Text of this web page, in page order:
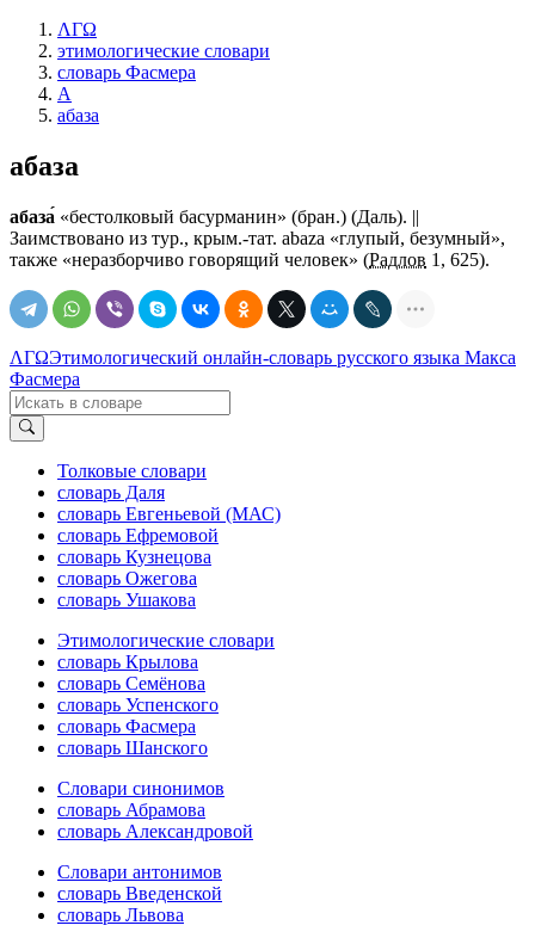
ΛΓΩ
этимологические словари
словарь Фасмера
А
абаза
абаза
абаза́ «бестолковый басурманин» (бран.) (Даль). ||
Заимствовано из тур., крым.-тат. abaza «глупый, безумный»,
также «неразборчиво говорящий человек» (Радлов 1, 625).
ΛΓΩЭтимологический онлайн-словарь русского языка Макса
Фасмера
Толковые словари
словарь Даля
словарь Евгеньевой (МАС)
словарь Ефремовой
словарь Кузнецова
словарь Ожегова
словарь Ушакова
Этимологические словари
словарь Крылова
словарь Семёнова
словарь Успенского
словарь Фасмера
словарь Шанского
Словари синонимов
словарь Абрамова
словарь Александровой
Словари антонимов
словарь Введенской
словарь Львова